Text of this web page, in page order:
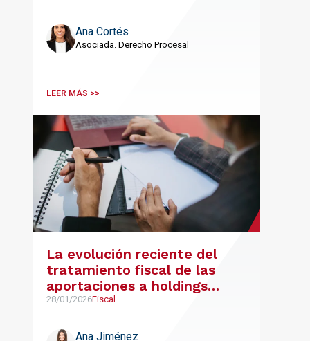
Ana Cortés
Asociada. Derecho Procesal
LEER MÁS >>
La evolución reciente del
tratamiento fiscal de las
aportaciones a holdings
familiares
28/01/2026Fiscal
Ana Jiménez